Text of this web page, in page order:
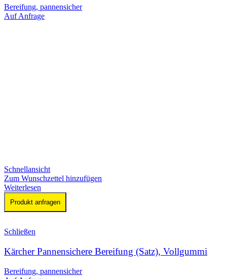
Bereifung, pannensicher
Auf Anfrage
Schnellansicht
Zum Wunschzettel hinzufügen
Weiterlesen
Produkt anfragen
Schließen
Kärcher Pannensichere Bereifung (Satz), Vollgummi
Bereifung, pannensicher